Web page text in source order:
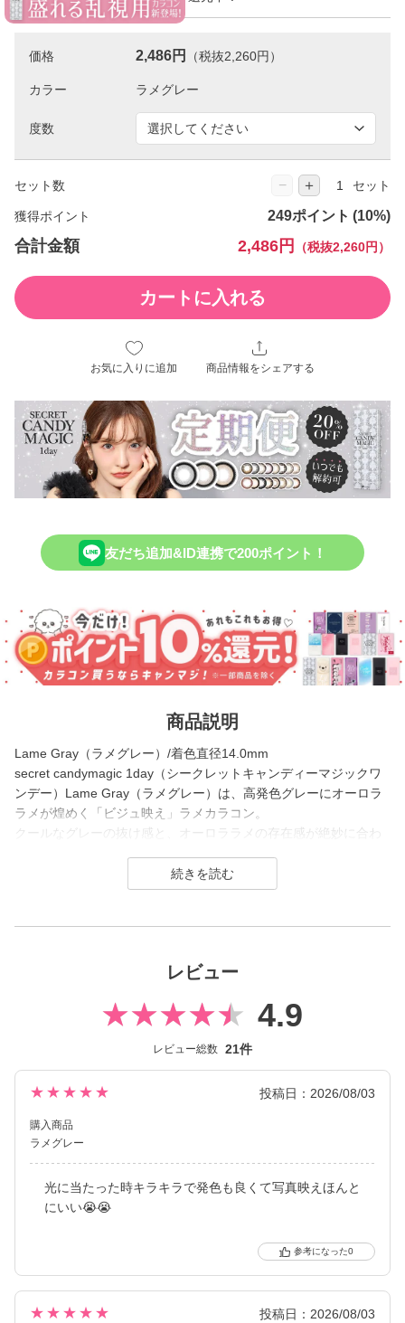
価格 2,486円 （税抜2,260円）
カラー
度数
セット数 − ＋ セット
獲得ポイント 249ポイント
合計金額 2,486円 （税抜2,260円）
カートに入れる
お気に入りに追加 商品情報をシェアする
友だち追加&ID連携で200ポイント！
商品説明
Lame Gray（ラメグレー）/着色直径14.0mm
secret candymagic 1day（シークレットキャンディーマジックワ
ンデー）Lame Gray（ラメグレー）は、高発色グレーにオーロラ
ラメが煌めく「ビジュ映え」ラメカラコン。
クールなグレーの抜け感と、オーロララメの存在感が絶妙に合わ
さりげなくキラッと輝き、目元に透明感と奥行きをプラスしてく
ンデー）は2012年発売以来、若い世代を中心に絶大な支持を得て
DIA14.5mmの「盛れる」大きめサイズで、元祖ちゅるんカラコン
「キャンマジ3番」や王道黒コン「キャンマジ5番」をはじめ、平
成・令和のギャルカラコン、細フチ・太フチカラコン、水光カラ
2025年にはラメ入りカラコンが登場＆水光カラーは軸固定の回ら
レンズスペックもUVカット機能・うるおい成分を追加＆高含水レ
ンズにリニューアル！
トキャンディーマジック トーリック）も新登場しました。
常に最旬の「盛れる」と「お客様のニーズ」をキャッチし、進化
し続けるブランドです。
レビュー
4.9
レビュー総数 21件
★★★★★ 投稿日：2026/08/03
購入商品
ラメグレー
光に当たった時キラキラで発色も良くて写真映えほんと
にいい😭😭
0
★★★★★ 投稿日：2026/08/03